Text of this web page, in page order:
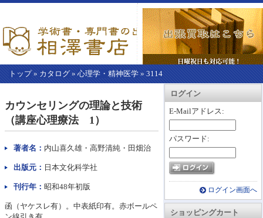
トップ» カタログ » 心理学・精神医学 » 3114
カートを見る
ログイン
E-Mailアドレス:
パスワード:
ログイン画面へ
ショッピングカート
こ
か
本
文】
カウンセリングの理論と技術
（講座心理療法 1）
著者名： 内山喜久雄・高野清純・田畑治
出版元： 日本文化科学社
刊行年： 昭和48年初版
函（ヤケスレ有）。中表紙印有。赤ボールペ